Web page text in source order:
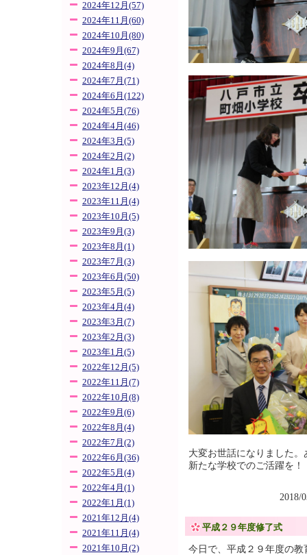
2024年12月(57)
2024年11月(60)
2024年10月(80)
2024年9月(67)
2024年8月(4)
2024年7月(71)
2024年6月(122)
2024年5月(76)
2024年4月(46)
2024年3月(5)
2024年2月(2)
2024年1月(3)
2023年12月(4)
2023年11月(4)
2023年10月(5)
2023年9月(3)
2023年8月(1)
2023年7月(3)
2023年6月(50)
2023年5月(5)
2023年4月(4)
2023年3月(7)
2023年2月(3)
2023年1月(5)
2022年12月(5)
2022年11月(7)
2022年10月(8)
2022年9月(6)
2022年8月(4)
2022年7月(2)
2022年6月(36)
2022年5月(4)
2022年4月(1)
2022年1月(1)
2021年12月(4)
2021年11月(4)
2021年10月(2)
大変お世話になりました
新たな学校でのご活躍を！
2018/
平成２９年度修了式
今日で、平成２９年度の